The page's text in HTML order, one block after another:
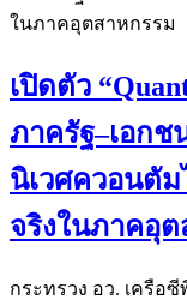
เปิดตัว
ภาครัฐ–เอกช
นิเวศควอนตัม
จริงในภาคอุ
กระทรวง อว. เครือซี